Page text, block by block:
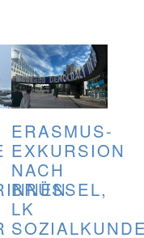
ERASMUS-
EXKURSION
NACH
BRÜSSEL,
LK